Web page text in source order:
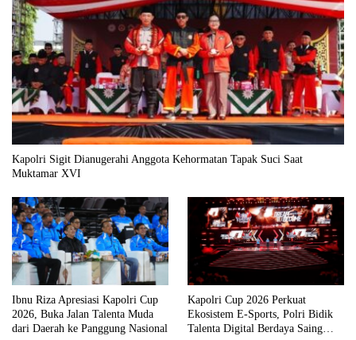
Kapolri Sigit Dianugerahi Anggota Kehormatan Tapak Suci Saat
Muktamar XVI
Ibnu Riza Apresiasi Kapolri Cup
2026, Buka Jalan Talenta Muda
dari Daerah ke Panggung Nasional
Kapolri Cup 2026 Perkuat
Ekosistem E-Sports, Polri Bidik
Talenta Digital Berdaya Saing